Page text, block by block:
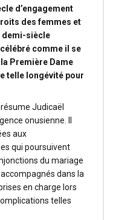
d’engagement
des femmes et
demi-siècle
comme il se
Première Dame
telle longévité pour
résume Judicaël
onusienne. Il
aux
qui poursuivent
du mariage
dans la
en charge lors
telles